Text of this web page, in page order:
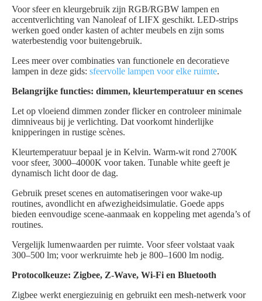
Voor sfeer en kleurgebruik zijn RGB/RGBW lampen en
accentverlichting van Nanoleaf of LIFX geschikt. LED-strips
werken goed onder kasten of achter meubels en zijn soms
waterbestendig voor buitengebruik.
Lees meer over combinaties van functionele en decoratieve
lampen in deze gids: sfeervolle lampen voor elke ruimte.
Belangrijke functies: dimmen, kleurtemperatuur en scenes
Let op vloeiend dimmen zonder flicker en controleer minimale
dimniveaus bij je verlichting. Dat voorkomt hinderlijke
knipperingen in rustige scènes.
Kleurtemperatuur bepaal je in Kelvin. Warm-wit rond 2700K
voor sfeer, 3000–4000K voor taken. Tunable white geeft je
dynamisch licht door de dag.
Gebruik preset scenes en automatiseringen voor wake-up
routines, avondlicht en afwezigheidsimulatie. Goede apps
bieden eenvoudige scene-aanmaak en koppeling met agenda’s of
routines.
Vergelijk lumenwaarden per ruimte. Voor sfeer volstaat vaak
300–500 lm; voor werkruimte heb je 800–1600 lm nodig.
Protocolkeuze: Zigbee, Z-Wave, Wi‑Fi en Bluetooth
Zigbee werkt energiezuinig en gebruikt een mesh-netwerk voor